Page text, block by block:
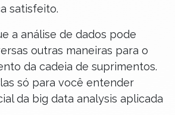
satisfeito.
a análise de dados pode
outras maneiras para o
da cadeia de suprimentos.
só para você entender
da big data analysis aplicada